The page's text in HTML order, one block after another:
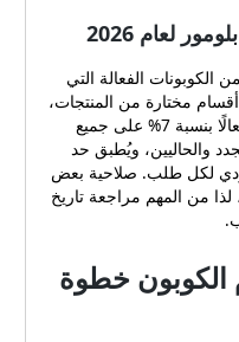
لعام 2026
من الكوبونات الفعالة التي
إلى 10% على أقسام مختارة من المنتجات،
فيما يبقى أحدث الكوبونات الشاملة فعالًا بنسبة 7% على جميع
والحاليين، ويُطبق حد
100 ريال سعودي لكل طلب. صلاحية بعض
قد تمتد حتى نهاية العام 2026، لذا من المهم مراجعة تاريخ
الكوبون خطوة